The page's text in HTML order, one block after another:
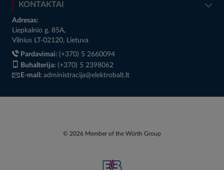
KONTAKTAI
Adresas:
Liepkalnio g. 85A,
Vilnius LT-02120, Lietuva
Pardavimai: (+370) 5 2660094
Buhalterija: (+370) 5 2398062
E-mail: administracija@elektrobalt.lt
© 2026 Member of the Würth Group